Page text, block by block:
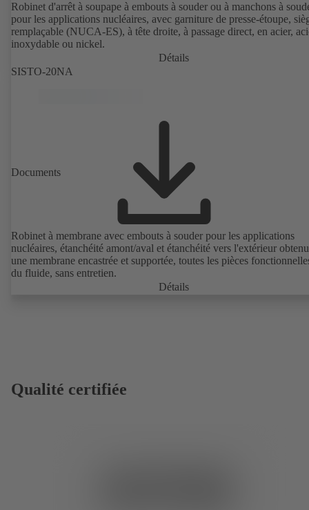
Robinet d'arrêt à soupape à embouts à souder ou à manchons à
pour les applications nucléaires, avec garniture de presse-étoupe,
remplaçable (NUCA-ES), à tête droite, à passage direct, en acier,
inoxydable ou nickel.
Détails
SISTO-20NA
Documents
Robinet à membrane avec embouts à souder pour les applications
nucléaires, étanchéité amont/aval et étanchéité vers l'extérieur
une membrane encastrée et supportée, toutes les pièces
du fluide, sans entretien.
Détails
Qualité certifiée